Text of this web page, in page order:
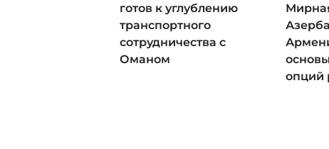
готов к углублению
транспортного
сотрудничества с
Оманом
опций